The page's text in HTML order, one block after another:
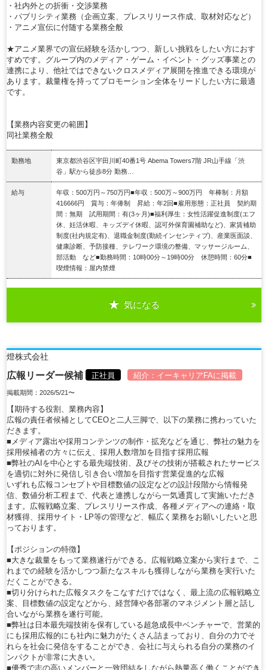
・社内外との折衝・交渉業務
・パブリシティ業務（企画立案、プレスリリース作成、取材対応など）
・アニメ宣伝に付随する業務全般
★アニメ業界での宣伝経験を活かしつつ、新しい挑戦をしたい方におす
すめです。グループ内のメディア・ゲーム・イベント・グッズ事業との
連携により、他社ではできないクロスメディア展開を推進できる環境が
あります。裁量権を持ってプロモーション全体をリードしたい方に最適
です。
【業務内容変更の範囲】
同社業務全般
勤務地
東京都渋谷区宇田川町40番1号 Abema Towers7階 JR山手線「渋
谷」駅から徒歩8分 勤務…
給与
年収：500万円～750万円■年収：500万～900万円 年棒制：月額
416666円 賞与：年俸制 昇給：年2回■雇用形態：正社員 契約期
間：無期 試用期間：有(3ヶ月)■福利厚生：女性活躍促進制度(エフ
休、妊活休暇、キッズデイ休暇、認可外保育園補助など)、家賃補助
制度(社内規定有)、退職金制度(勤続インセンティブ)、産業医面談、
健康診断、予防接種、テレワーク環境の整備、マッサージルーム、
部活動 など■勤務時間：10時00分～19時00分 休憩時間：60分■
喫煙情報：屋内禁煙
気になる
燈株式会社
広報リーダー候補 正社員 紹介： イーキャリアFAに掲載
掲載期間：2026/5/21〜
【期待する役割、業務内容】
広報の責任者候補としてCEOと二人三脚で、以下の業務に携わっていた
だきます。
■メディア露出や採用コンテンツの制作・拡充などを通じ、弊社の魅力を
採用候補者の方々に伝え、採用人数増加を目指す採用広報
■弊社のAIを中心とする最先端技術、及びその技術が搭載されたサービス
を適切に対外に発信し引き合い増加を目指す営業促進的な広報
いずれも広報コンセプトや目標数値の設定などの設計段階から情報発
信、数値分析工程まで、代表と連携しながら一気通貫して実施いただき
ます。広報戦略立案、プレスリリース作成、各種メディアへの連絡・取
材獲得、採用サイト・LP等の管理など、幅広く業務をお願いしたいと思
っております。
【ポジションの特徴】
■大きな裁量をもって業務遂行ができる。広報戦略立案から実行まで、こ
れまでの経験を活かしつつ新たなスキルも獲得しながら業務を実行いた
だくことができる。
■切り分けられた広報タスクをこなすだけではなく、最上流の広報戦略立
案、目標数値の設定などから、経営陣や各部署のマネジメント層と話し
合いながら業務を遂行可能。
■弊社は日本最先端技術を保有している超急成長中ベンチャーで、営業的
にも採用広報的にも社内に魅力がたくさん詰まっており、自分の力でそ
れらを社会に発信をすることができ、会社に与えられる自分の業務のイ
ンパクトが非常に大きい。
■優秀で志の高いメンバーと一致団結をしながら熱量高く働くことができ